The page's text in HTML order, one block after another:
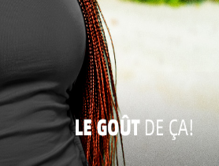
togolais. Il
l’accès
dans les
journée est
et parfois